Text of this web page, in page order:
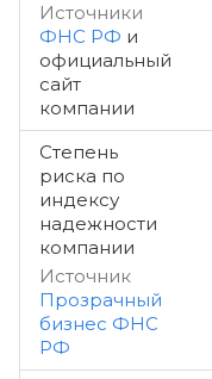
Источники
ФНС РФ и
официальный
сайт
компании
Степень
риска по
индексу
надежности
компании
Источник
Прозрачный
бизнес ФНС
РФ